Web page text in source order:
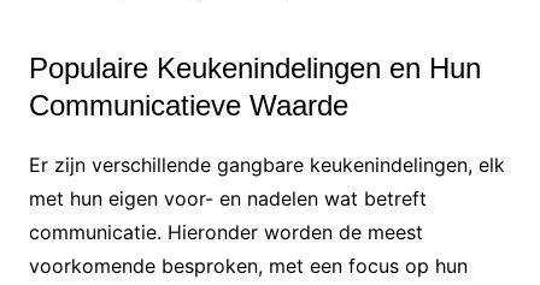
Populaire Keukenindelingen en Hun
Communicatieve Waarde
Er zijn verschillende gangbare keukenindelingen, elk
met hun eigen voor- en nadelen wat betreft
communicatie. Hieronder worden de meest
voorkomende besproken, met een focus op hun